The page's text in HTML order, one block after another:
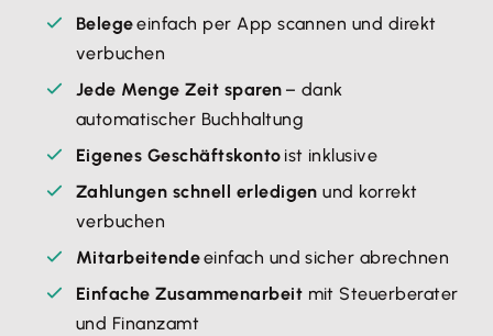
Belegeeinfach per App scannen und direkt
verbuchen
Jede Menge Zeit sparen – dank
automatischer Buchhaltung
Eigenes Geschäftskonto ist inklusive
Zahlungen schnell erledigen und korrekt
verbuchen
Mitarbeitendeeinfach und sicher abrechnen
Einfache Zusammenarbeit mit Steuerberater
und Finanzamt